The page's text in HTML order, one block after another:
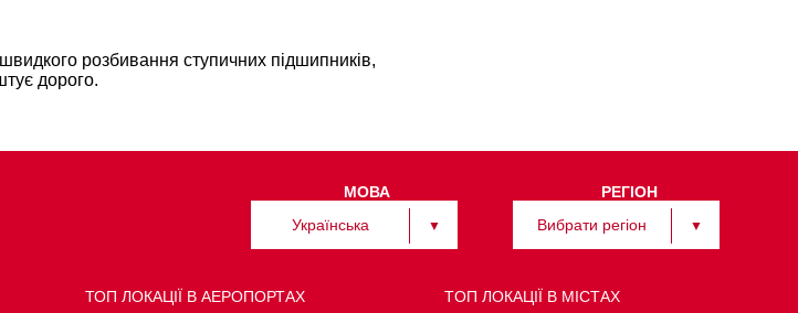
розбивання ступичних підшипників,
дорого.
МОВА
Українська
РЕГІОН
Вибрати регіон
ТОП ЛОКАЦІЇ В АЕРОПОРТАХ TOП ЛОКАЦІЇ В МІСТАХ